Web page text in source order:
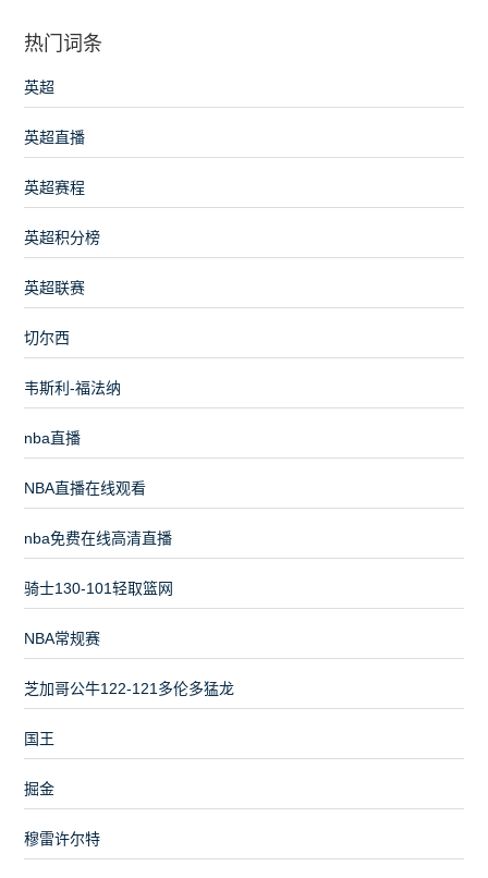
热门词条
英超
英超直播
英超赛程
英超积分榜
英超联赛
切尔西
韦斯利-福法纳
nba直播
NBA直播在线观看
nba免费在线高清直播
骑士130-101轻取篮网
NBA常规赛
芝加哥公牛122-121多伦多猛龙
国王
掘金
穆雷许尔特